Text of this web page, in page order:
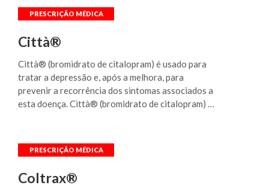
líquido, após às refeições. A dose usualmente
recomendada é de um comprimido revestido
aumentada a critério médico.
Città®
Città® (bromidrato de citalopram) é usado para
tratar a depressão e, após a melhora, para
prevenir a recorrência dos sintomas associados a
esta doença. Città® (bromidrato de citalopram) é
depressivos em pacientes que tem depressão
recorrente. Città® (bromidrato de citalopram) é
com transtorno do pânico e para o tratamento do
Coltrax®